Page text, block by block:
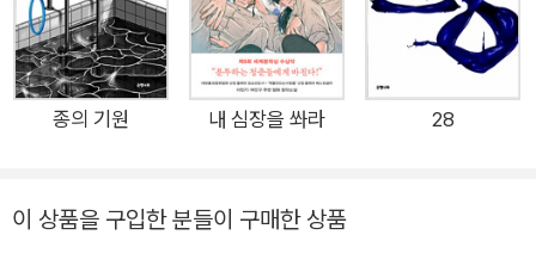
전으로 인류의 욕망은 점점 더 쉽고 간편하게 성취할 수 있는 것
이 되었다. 과학이 발전하는 한, 인류는 점점 더 많은 욕망을 더
다양한 방식으로 충족하게 될 것이다. 그렇다면 욕망이 완전히 충
족되는 지점에 도달할 수 있을까? 시간과 공간적 제약을 극복한
설은 독자를 위해 준비된 거대한 블록버스터와 같다. 시간과 공간
종의 기원 내 심장을 쏴라 28
이 상품을 구입한 분들이 구매한 상품